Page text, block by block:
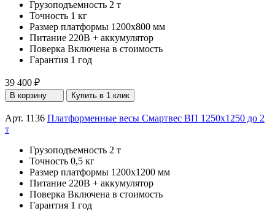
Грузоподъемность 2 т
Точность 1 кг
Размер платформы 1200х800 мм
Питание 220В + аккумулятор
Поверка Включена в стоимость
Гарантия 1 год
39 400 ₽
В корзину Купить в 1 клик
Арт. 1136 Платформенные весы Смартвес ВП 1250x1250 до 2
т
Грузоподъемность 2 т
Точность 0,5 кг
Размер платформы 1200х1200 мм
Питание 220В + аккумулятор
Поверка Включена в стоимость
Гарантия 1 год